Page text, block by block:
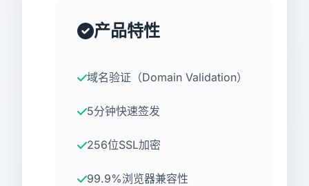
产品特性
域名验证（Domain Validation）
5分钟快速签发
256位SSL加密
99.9%浏览器兼容性